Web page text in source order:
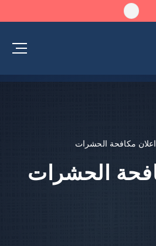
اعلان مكافحة الحشرات
الحشرات